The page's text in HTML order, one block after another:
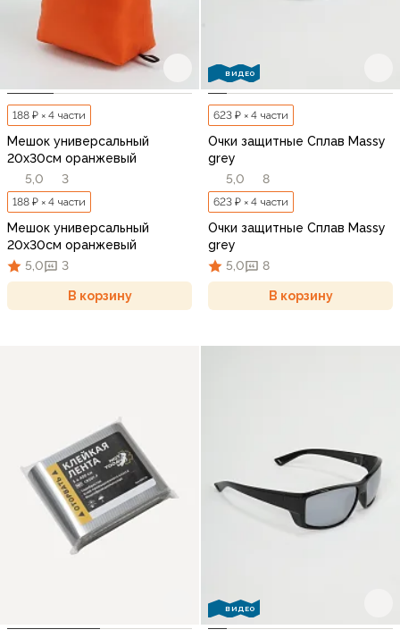
188 ₽ × 4 части
Мешок универсальный
20х30см оранжевый
5,0
3
188 ₽ × 4 части
Мешок универсальный
20х30см оранжевый
5,0
3
В корзину
ВИДЕО
623 ₽ × 4 части
Очки защитные Сплав Massy
grey
5,0
8
623 ₽ × 4 части
Очки защитные Сплав Massy
grey
5,0
8
В корзину
ВИДЕО